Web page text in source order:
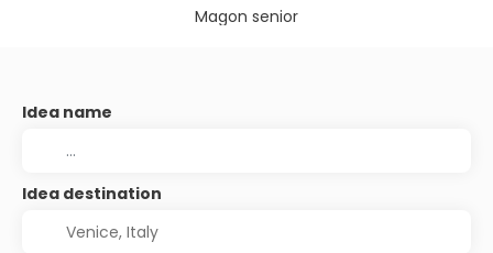
Magon senior
Idea name
Idea destination